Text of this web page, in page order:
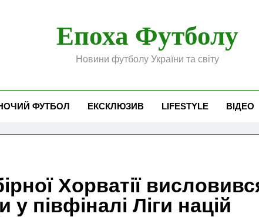
Епоха Футболу
Новини футболу України та світу
ФУТБОЛ ЕКСКЛЮЗИВ LIFESTYLE ВІДЕО
Хорватії
півфіналі Ліги націй